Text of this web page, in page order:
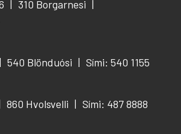
310 Borgarnesi
540 Blönduósi
Sími: 540 1155
860 Hvolsvelli
Sími: 487 8888